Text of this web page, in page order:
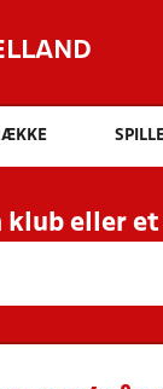
Hvad
INDHOLD
HOLD
klub eller et